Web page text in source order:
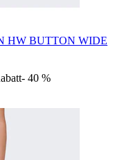
HW BUTTON WIDE
- 40 %